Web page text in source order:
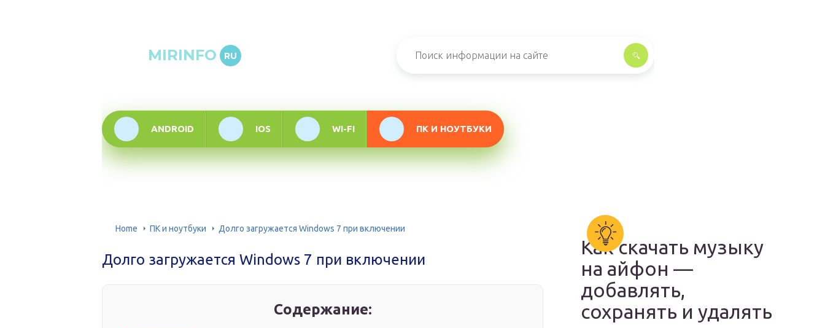
MIRINFO RU
ANDROID IOS WI-FI ПК И НОУТБУКИ
Home ПК и ноутбуки Долго загружается Windows 7 при включении
Долго загружается Windows 7 при включении
Содержание:
Как скачать музыку
на айфон —
добавлять,
сохранять и удалять